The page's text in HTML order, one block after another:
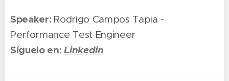
Speaker: Rodrigo Campos Tapia -
Performance Test Engineer
Síguelo en:Linkedin